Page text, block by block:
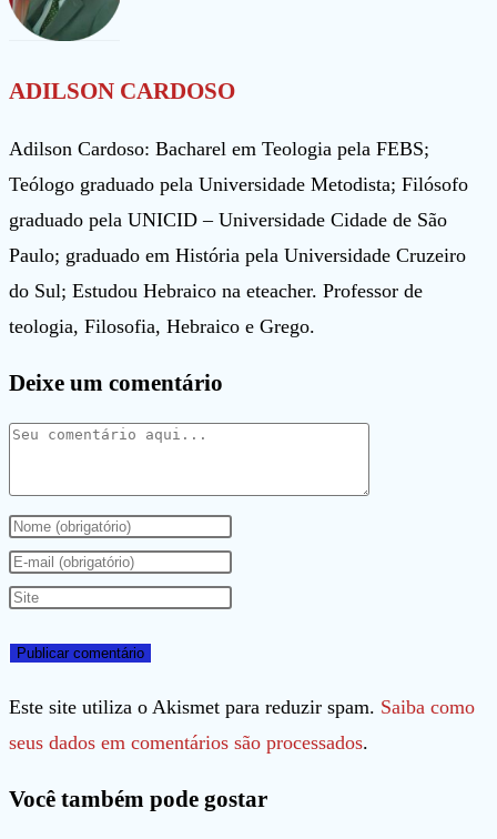
ADILSON CARDOSO
Adilson Cardoso: Bacharel em Teologia pela FEBS;
Teólogo graduado pela Universidade Metodista; Filósofo
graduado pela UNICID – Universidade Cidade de São
Paulo; graduado em História pela Universidade Cruzeiro
do Sul; Estudou Hebraico na eteacher. Professor de
teologia, Filosofia, Hebraico e Grego.
Deixe um comentário
Comentário
Digite
seu
nome
nome
de
usuário
comentar
Digite
seu
de
e-
mail
comentar
Digite
URL
do
seu
(opcional)
Este site utiliza o Akismet para reduzir spam. Saiba como
seus dados em comentários são processados.
Você também pode gostar